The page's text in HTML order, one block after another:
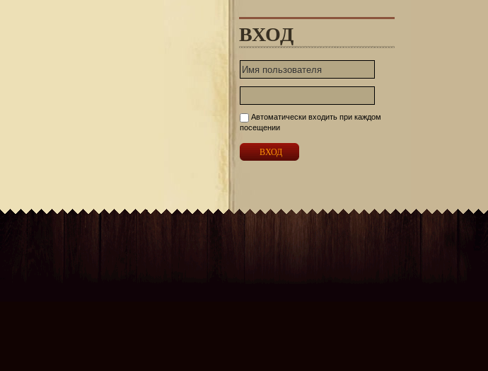
ВХОД
Автоматически входить при каждом
посещении